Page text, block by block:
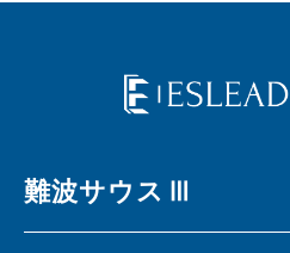
難波サウスⅢ